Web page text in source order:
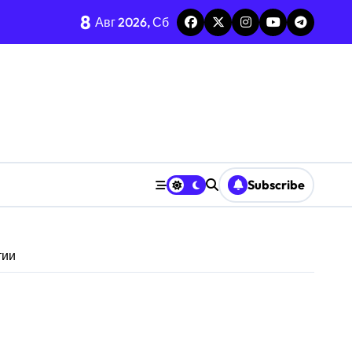
8 Авг 2026, Сб
Subscribe